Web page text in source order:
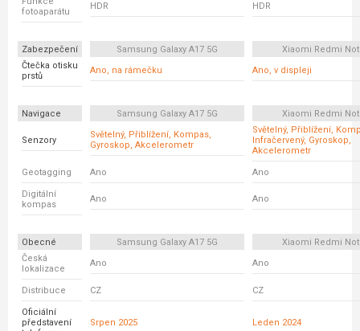
fotoaparátu
HDR HDR
Zabezpečení Samsung Galaxy A17 5G
Xiaomi Redmi
Čtečka otisku
prstů
Ano, na rámečku Ano, v displeji
Navigace Samsung Galaxy A17 5G Xiaomi Redmi
Senzory
Světelný, Přiblížení, Kompas,
Gyroskop, Akcelerometr
Světelný, Přiblížení,
Infračervený, Gyroskop,
Akcelerometr
Geotagging Ano Ano
Digitální
kompas
Ano Ano
Obecné Samsung Galaxy A17 5G
Xiaomi Redmi
Česká
lokalizace
Ano Ano
Distribuce CZ CZ
Oficiální
představení
Srpen 2025 Leden 2024